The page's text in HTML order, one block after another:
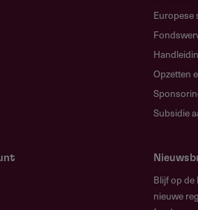
of grootschalige producties.
projecten of
projecten tegelijkertijd of
Europese
Opzetten
Subsidie
Blijf op
nieuwe